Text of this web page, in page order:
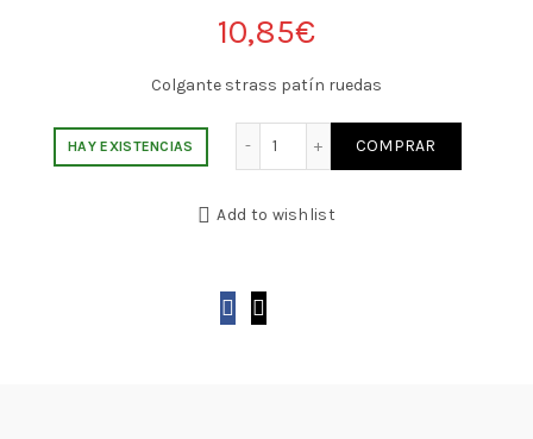
10,85€
Colgante strass patín ruedas
HAY EXISTENCIAS COMPRAR
Add to wishlist